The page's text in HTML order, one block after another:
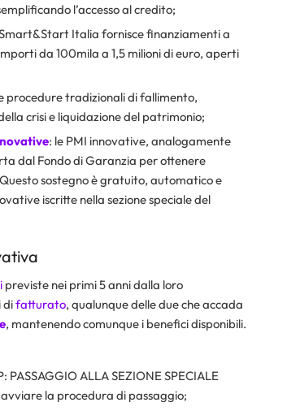
l’accesso al credito;
Italia fornisce finanziamenti a
da 100mila a 1,5 milioni di euro, aperti
procedure tradizionali di fallimento,
crisi e liquidazione del patrimonio;
: le PMI innovative, analogamente
dal Fondo di Garanzia per ottenere
sostegno è gratuito, automatico e
iscritte nella sezione speciale del
previste nei primi 5 anni dalla loro
difatturato, qualunque delle due che accada
, mantenendo comunque i benefici disponibili.
PASSAGGIO ALLA SEZIONE SPECIALE
la procedura di passaggio;